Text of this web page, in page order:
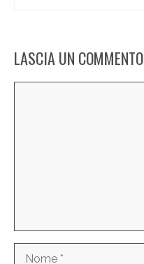
LASCIA UN COMMENTO